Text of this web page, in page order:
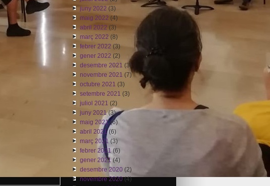
juny 2022 (3)
maig 2022 (4)
abril 2022 (3)
març 2022 (8)
febrer 2022 (3)
gener 2022 (2)
desembre 2021 (3)
novembre 2021 (7)
octubre 2021 (3)
setembre 2021 (3)
juliol 2021 (2)
juny 2021(3)
maig 2021(6)
abril 2021(6)
març 2021(3)
febrer 2021(6)
gener 2021(4)
desembre 2020 (2)
novembre 2020(4)